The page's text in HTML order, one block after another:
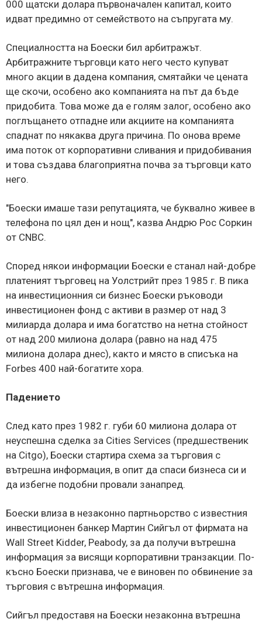
000 щатски долара първоначален капитал, които
идват предимно от семейството на съпругата му.
Специалността на Боески бил арбитражът.
Арбитражните търговци като него често купуват
много акции в дадена компания, смятайки че цената
ще скочи, особено ако компанията на път да бъде
придобита. Това може да е голям залог, особено ако
поглъщането отпадне или акциите на компанията
спаднат по някаква друга причина. По онова време
има поток от корпоративни сливания и придобивания
и това създава благоприятна почва за търговци като
него.
"Боески имаше тази репутацията, че буквално живее в
телефона по цял ден и нощ", казва Андрю Рос Соркин
от CNBC.
Според някои информации Боески е станал най-добре
платеният търговец на Уолстрийт през 1985 г. В пика
на инвестиционния си бизнес Боески ръководи
инвестиционен фонд с активи в размер от над 3
милиарда долара и има богатство на нетна стойност
от над 200 милиона долара (равно на над 475
милиона долара днес), както и място в списъка на
Forbes 400 най-богатите хора.
Падението
След като през 1982 г. губи 60 милиона долара от
неуспешна сделка за Cities Services (предшественик
на Citgo), Боески стартира схема за търговия с
вътрешна информация, в опит да спаси бизнеса си и
да избегне подобни провали занапред.
Боески влиза в незаконно партньорство с известния
инвестиционен банкер Мартин Сийгъл от фирмата на
Wall Street Kidder, Peabody, за да получи вътрешна
информация за висящи корпоративни транзакции. По-
късно Боески признава, че е виновен по обвинение за
търговия с вътрешна информация.
Сийгъл предоставя на Боески незаконна вътрешна